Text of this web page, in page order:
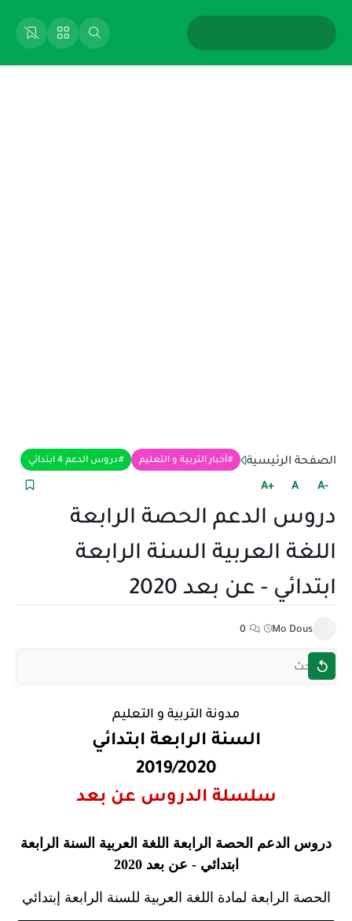
الصفحة الرئيسية أخبار التربية و التعليم دروس الدعم 4 ابتدائي
+A A -A
دروس الدعم الحصة الرابعة
اللغة العربية السنة الرابعة
ابتدائي - عن بعد 2020
Mo Dous
0
مدونة التربية و التعليم
السنة الرابعة ابتدائي
2019/2020
سلسلة الدروس عن بعد
دروس الدعم الحصة الرابعة اللغة العربية السنة الرابعة
ابتدائي - عن بعد 2020
الحصة الرابعة لمادة اللغة العربية للسنة الرابعة إبتدائي